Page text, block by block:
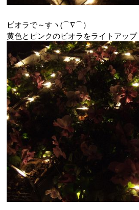
ビオラで～すヽ(⌒∇⌒）
黄色とピンクのビオラをライトアッ